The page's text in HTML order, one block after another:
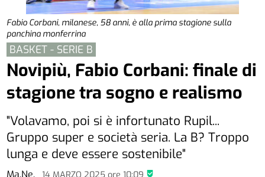
Fabio Corbani, milanese, 58 anni, è alla prima stagione sulla
panchina monferrina
14 MARZO 2025ore 10:09
BASKET - SERIE B
Novipiù, Fabio Corbani: finale di
stagione tra sogno e realismo
"Volavamo, poi si è infortunato Rupil...
Gruppo super e società seria. La B? Troppo
lunga e deve essere sostenibile"